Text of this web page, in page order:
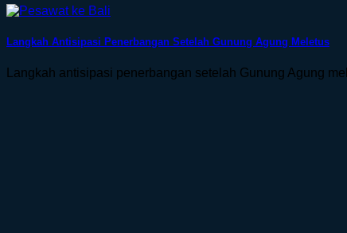
Langkah Antisipasi Penerbangan Setelah Gunung Agung Meletus
Langkah antisipasi penerbangan setelah Gunung Agung